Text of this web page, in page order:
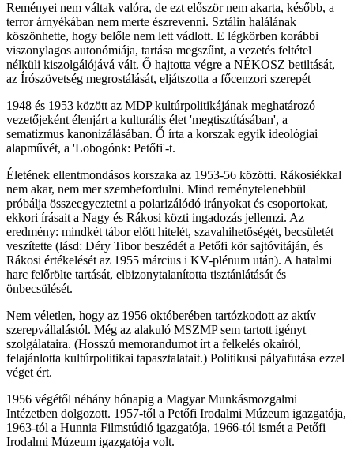
Reményei nem váltak valóra, de ezt először nem akarta, később, a
terror árnyékában nem merte észrevenni. Sztálin halálának
köszönhette, hogy belőle nem lett vádlott. E légkörben korábbi
viszonylagos autonómiája, tartása megszűnt, a vezetés feltétel
nélküli kiszolgálójává vált. Ő hajtotta végre a NÉKOSZ betiltását,
az Írószövetség megrostálását, eljátszotta a főcenzori szerepét
1948 és 1953 között az MDP kultúrpolitikájának meghatározó
vezetőjeként élenjárt a kulturális élet 'megtisztításában', a
sematizmus kanonizálásában. Ő írta a korszak egyik ideológiai
alapművét, a 'Lobogónk: Petőfi'-t.
Életének ellentmondásos korszaka az 1953-56 közötti. Rákosiékkal
nem akar, nem mer szembefordulni. Mind reménytelenebbül
próbálja összeegyeztetni a polarizálódó irányokat és csoportokat,
ekkori írásait a Nagy és Rákosi közti ingadozás jellemzi. Az
eredmény: mindkét tábor előtt hitelét, szavahihetőségét, becsületét
veszítette (lásd: Déry Tibor beszédét a Petőfi kör sajtóvitáján, és
Rákosi értékelését az 1955 március i KV-plénum után). A hatalmi
harc felőrölte tartását, elbizonytalanította tisztánlátását és
önbecsülését.
Nem véletlen, hogy az 1956 októberében tartózkodott az aktív
szerepvállalástól. Még az alakuló MSZMP sem tartott igényt
szolgálataira. (Hosszú memorandumot írt a felkelés okairól,
felajánlotta kultúrpolitikai tapasztalatait.) Politikusi pályafutása ezzel
véget ért.
1956 végétől néhány hónapig a Magyar Munkásmozgalmi
Intézetben dolgozott. 1957-től a Petőfi Irodalmi Múzeum igazgatója,
1963-tól a Hunnia Filmstúdió igazgatója, 1966-tól ismét a Petőfi
Irodalmi Múzeum igazgatója volt.